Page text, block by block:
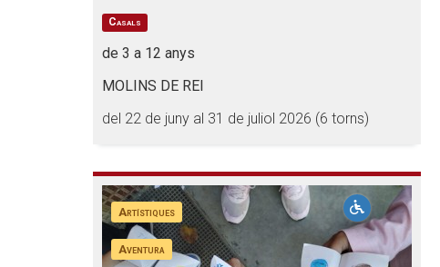
Casals
de 3 a 12 anys
MOLINS DE REI
del 22 de juny al 31 de juliol 2026 (6 torns)
Artístiques
Aventura